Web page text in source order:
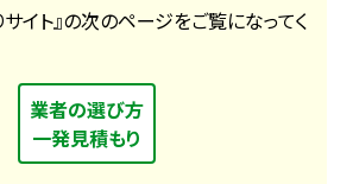
イト』の次のページをご覧になってく
業者の選び方
一発見積もり